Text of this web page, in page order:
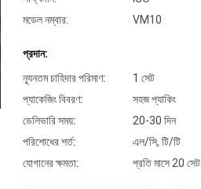
মডেল নম্বার:
VM10
প্রদান:
ন্যূনতম চাহিদার পরিমাণ:
1 সেট
প্যাকেজিং বিবরণ:
সহজ প্যাকিং
ডেলিভারি সময়:
20-30 দিন
পরিশোধের শর্ত:
এল/সি, টি/টি
যোগানের ক্ষমতা:
প্রতি মাসে 20 সেট